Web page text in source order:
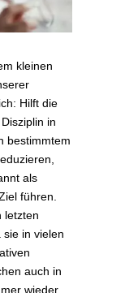
kleinen
Hilft die
in
bestimmtem
als
führen.
letzten
in vielen
auch in
wieder